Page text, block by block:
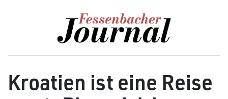
Kroatien ist eine Reise